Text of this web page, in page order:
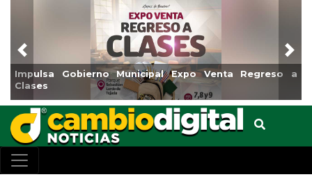
Impulsa Gobierno Municipal Expo Venta Regreso a
Clases
Previous